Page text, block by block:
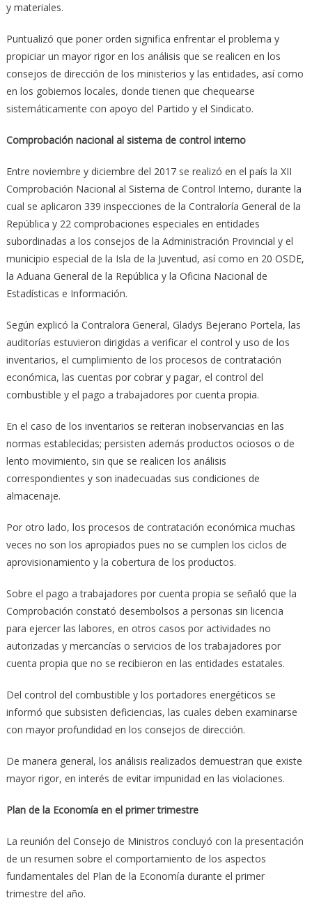
y materiales.
Puntualizó que poner orden significa enfrentar el problema y
propiciar un mayor rigor en los análisis que se realicen en los
consejos de dirección de los ministerios y las entidades, así como
en los gobiernos locales, donde tienen que chequearse
sistemáticamente con apoyo del Partido y el Sindicato.
Comprobación nacional al sistema de control interno
Entre noviembre y diciembre del 2017 se realizó en el país la XII
Comprobación Nacional al Sistema de Control Interno, durante la
cual se aplicaron 339 inspecciones de la Contraloría General de la
República y 22 comprobaciones especiales en entidades
subordinadas a los consejos de la Administración Provincial y el
municipio especial de la Isla de la Juventud, así como en 20 OSDE,
la Aduana General de la República y la Oficina Nacional de
Estadísticas e Información.
Según explicó la Contralora General, Gladys Bejerano Portela, las
auditorías estuvieron dirigidas a verificar el control y uso de los
inventarios, el cumplimiento de los procesos de contratación
económica, las cuentas por cobrar y pagar, el control del
combustible y el pago a trabajadores por cuenta propia.
En el caso de los inventarios se reiteran inobservancias en las
normas establecidas; persisten además productos ociosos o de
lento movimiento, sin que se realicen los análisis
correspondientes y son inadecuadas sus condiciones de
almacenaje.
Por otro lado, los procesos de contratación económica muchas
veces no son los apropiados pues no se cumplen los ciclos de
aprovisionamiento y la cobertura de los productos.
Sobre el pago a trabajadores por cuenta propia se señaló que la
Comprobación constató desembolsos a personas sin licencia
para ejercer las labores, en otros casos por actividades no
autorizadas y mercancías o servicios de los trabajadores por
cuenta propia que no se recibieron en las entidades estatales.
Del control del combustible y los portadores energéticos se
informó que subsisten deficiencias, las cuales deben examinarse
con mayor profundidad en los consejos de dirección.
De manera general, los análisis realizados demuestran que existe
mayor rigor, en interés de evitar impunidad en las violaciones.
Plan de la Economía en el primer trimestre
La reunión del Consejo de Ministros concluyó con la presentación
de un resumen sobre el comportamiento de los aspectos
fundamentales del Plan de la Economía durante el primer
trimestre del año.